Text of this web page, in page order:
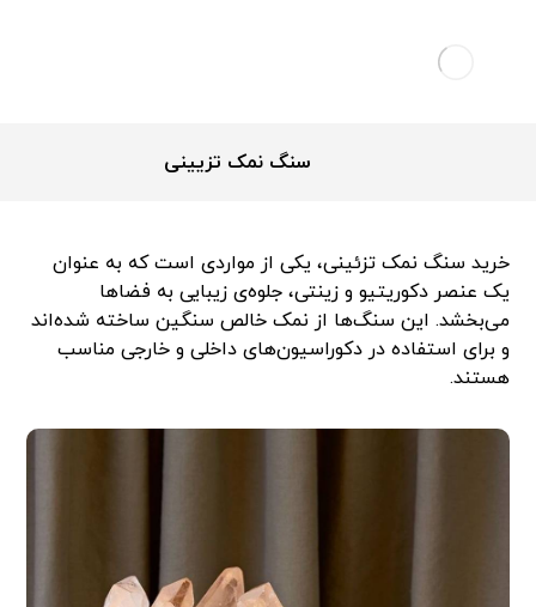
سنگ نمک تزیینی
خرید سنگ نمک تزئینی، یکی از مواردی است که به عنوان
یک عنصر دکوریتیو و زینتی، جلوه‌ی زیبایی به فضاها
می‌بخشد. این سنگ‌ها از نمک خالص سنگین ساخته شده‌اند
و برای استفاده در دکوراسیون‌های داخلی و خارجی مناسب
هستند.